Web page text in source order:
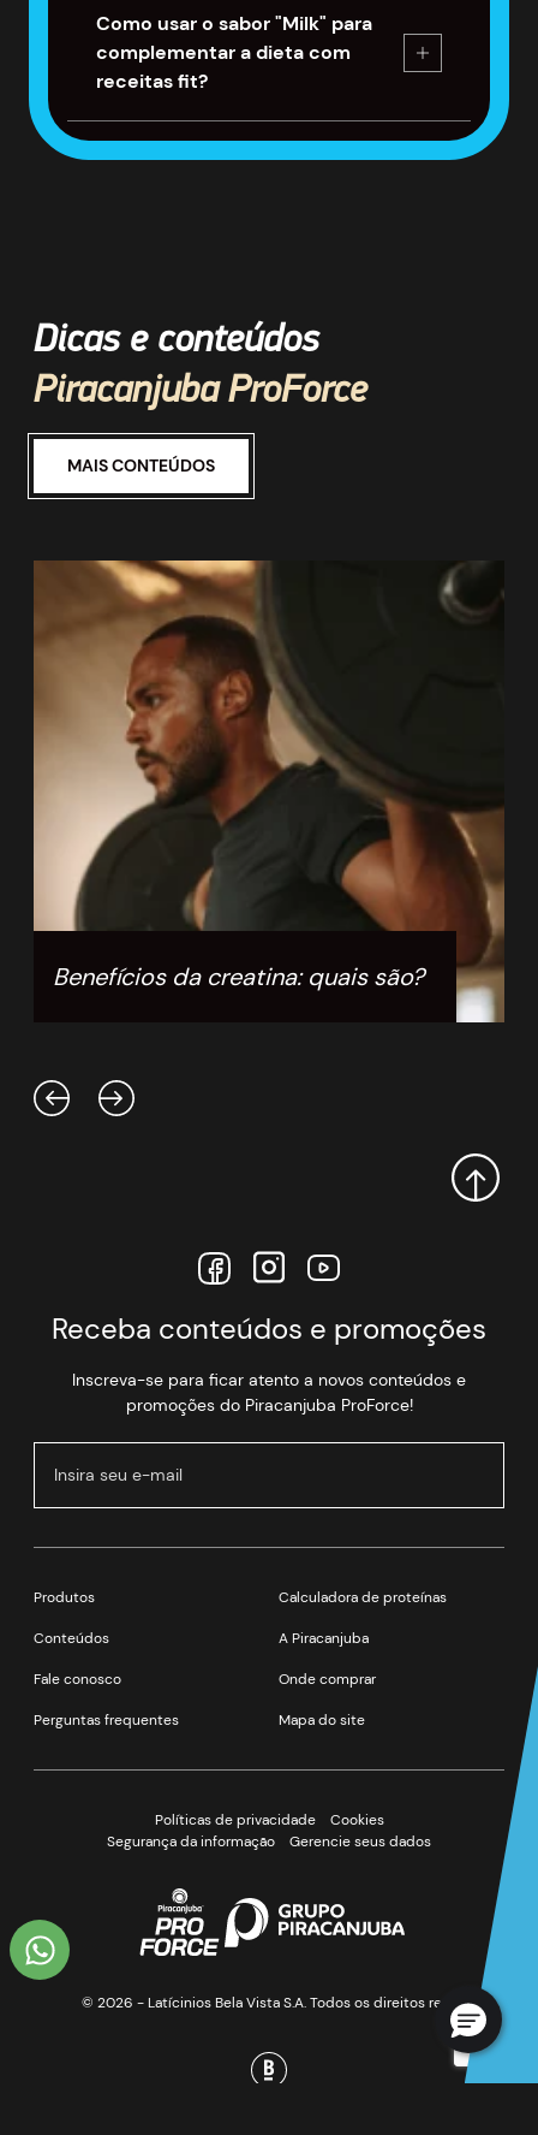
Como usar o sabor "Milk" para
complementar a dieta com
receitas fit?
Dicas e conteúdos
Piracanjuba ProForce
MAIS CONTEÚDOS
Benefícios da creatina: quais são?
Receba conteúdos e promoções
Inscreva-se para ficar atento a novos conteúdos e
promoções do Piracanjuba ProForce!
DATA DE NASCIMENTO
*Ao enviar esse formulário, você confirma ter 18 anos ou
Newsletter - *Estou de acordo com a coleta e uso dos
Produtos Calculadora de proteínas
Conteúdos A Piracanjuba
Fale conosco Onde comprar
Perguntas frequentes Mapa do site
Políticas de privacidade
Cookies
Segurança da informação
Gerencie seus dados
© 2026 - Latícinios Bela Vista S.A. Todos os direitos reservados.